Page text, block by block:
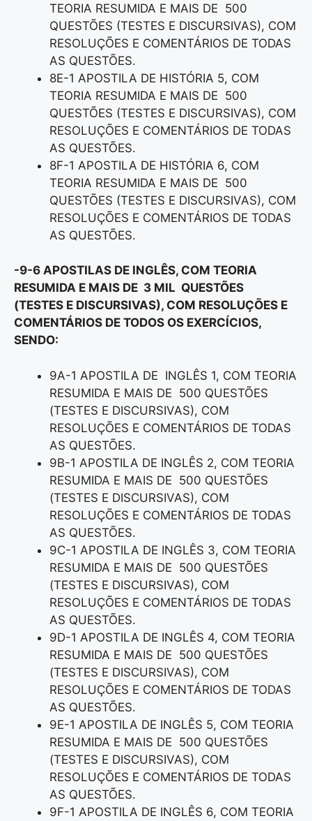
TEORIA RESUMIDA E MAIS DE 500
QUESTÕES (TESTES E DISCURSIVAS), COM
RESOLUÇÕES E COMENTÁRIOS DE TODAS
AS QUESTÕES.
8E-1 APOSTILA DE HISTÓRIA 5, COM
TEORIA RESUMIDA E MAIS DE 500
QUESTÕES (TESTES E DISCURSIVAS), COM
RESOLUÇÕES E COMENTÁRIOS DE TODAS
AS QUESTÕES.
8F-1 APOSTILA DE HISTÓRIA 6, COM
TEORIA RESUMIDA E MAIS DE 500
QUESTÕES (TESTES E DISCURSIVAS), COM
RESOLUÇÕES E COMENTÁRIOS DE TODAS
AS QUESTÕES.
-9-6 APOSTILAS DE INGLÊS, COM TEORIA
RESUMIDA E MAIS DE 3 MIL QUESTÕES
(TESTES E DISCURSIVAS), COM RESOLUÇÕES E
COMENTÁRIOS DE TODOS OS EXERCÍCIOS,
SENDO:
9A-1 APOSTILA DE INGLÊS 1, COM TEORIA
RESUMIDA E MAIS DE 500 QUESTÕES
(TESTES E DISCURSIVAS), COM
RESOLUÇÕES E COMENTÁRIOS DE TODAS
AS QUESTÕES.
9B-1 APOSTILA DE INGLÊS 2, COM TEORIA
RESUMIDA E MAIS DE 500 QUESTÕES
(TESTES E DISCURSIVAS), COM
RESOLUÇÕES E COMENTÁRIOS DE TODAS
AS QUESTÕES.
9C-1 APOSTILA DE INGLÊS 3, COM TEORIA
RESUMIDA E MAIS DE 500 QUESTÕES
(TESTES E DISCURSIVAS), COM
RESOLUÇÕES E COMENTÁRIOS DE TODAS
AS QUESTÕES.
9D-1 APOSTILA DE INGLÊS 4, COM TEORIA
RESUMIDA E MAIS DE 500 QUESTÕES
(TESTES E DISCURSIVAS), COM
RESOLUÇÕES E COMENTÁRIOS DE TODAS
AS QUESTÕES.
9E-1 APOSTILA DE INGLÊS 5, COM TEORIA
RESUMIDA E MAIS DE 500 QUESTÕES
(TESTES E DISCURSIVAS), COM
RESOLUÇÕES E COMENTÁRIOS DE TODAS
AS QUESTÕES.
9F-1 APOSTILA DE INGLÊS 6, COM TEORIA